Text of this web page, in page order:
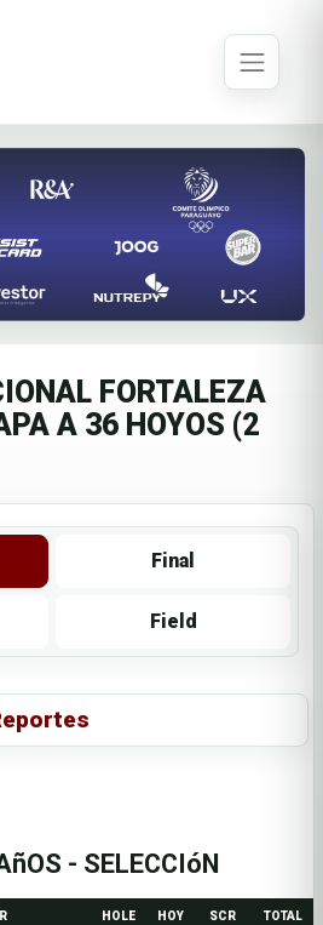
FORTALEZA
A 36 HOYOS (2
Final
Field
- SELECCIóN
HOLE HOY SCR TOTAL